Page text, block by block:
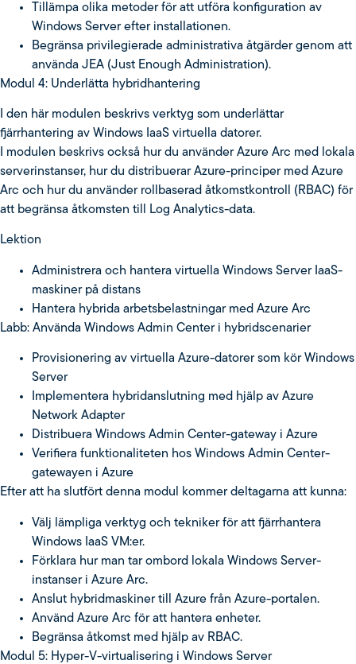
Tillämpa olika metoder för att utföra konfiguration av
Windows Server efter installationen.
Begränsa privilegierade administrativa åtgärder genom att
använda JEA (Just Enough Administration).
Modul 4: Underlätta hybridhantering
I den här modulen beskrivs verktyg som underlättar
fjärrhantering av Windows IaaS virtuella datorer.
I modulen beskrivs också hur du använder Azure Arc med lokala
serverinstanser, hur du distribuerar Azure-principer med Azure
Arc och hur du använder rollbaserad åtkomstkontroll (RBAC) för
att begränsa åtkomsten till Log Analytics-data.
Lektion
Administrera och hantera virtuella Windows Server IaaS-
maskiner på distans
Hantera hybrida arbetsbelastningar med Azure Arc
Labb: Använda Windows Admin Center i hybridscenarier
Provisionering av virtuella Azure-datorer som kör Windows
Server
Implementera hybridanslutning med hjälp av Azure
Network Adapter
Distribuera Windows Admin Center-gateway i Azure
Verifiera funktionaliteten hos Windows Admin Center-
gatewayen i Azure
Efter att ha slutfört denna modul kommer deltagarna att kunna:
Välj lämpliga verktyg och tekniker för att fjärrhantera
Windows IaaS VM:er.
Förklara hur man tar ombord lokala Windows Server-
instanser i Azure Arc.
Anslut hybridmaskiner till Azure från Azure-portalen.
Använd Azure Arc för att hantera enheter.
Begränsa åtkomst med hjälp av RBAC.
Modul 5: Hyper-V-virtualisering i Windows Server